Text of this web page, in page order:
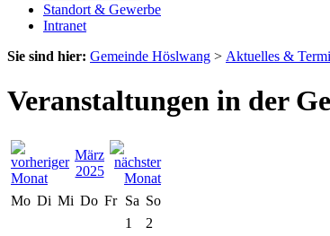
Standort & Gewerbe
Intranet
Sie sind hier: Gemeinde Höslwang > Aktuelles &
Veranstaltungen in der
März
2025
Mo Di Mi Do Fr Sa So
1
2